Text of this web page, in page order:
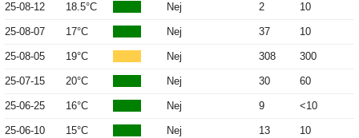
25-08-12 18.5°C Nej 2 10
25-08-07 17°C Nej 37 10
25-08-05 19°C Nej 308 300
25-07-15 20°C Nej 30 60
25-06-25 16°C Nej 9 <10
25-06-10 15°C Nej 13 10